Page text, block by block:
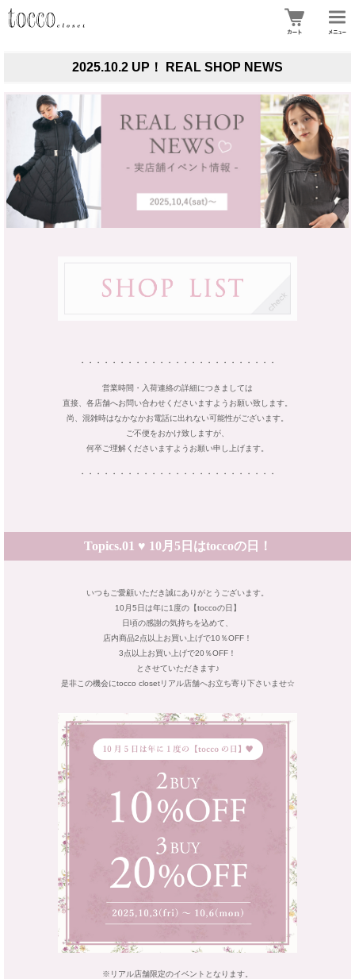
2025.10.2 UP！ REAL SHOP NEWS
・・・・・・・・・・・・・・・・・・・・・・・・・
営業時間・入荷連絡の詳細につきましては
直接、各店舗へお問い合わせくださいますようお願い致します。
尚、混雑時はなかなかお電話に出れない可能性がございます。
ご不便をおかけ致しますが、
何卒ご理解くださいますようお願い申し上げます。
・・・・・・・・・・・・・・・・・・・・・・・・・
Topics.01 ♥ 10月5日はtoccoの日！
いつもご愛顧いただき誠にありがとうございます。
10月5日は年に1度の【toccoの日】
日頃の感謝の気持ちを込めて、
店内商品2点以上お買い上げで10％OFF！
3点以上お買い上げで20％OFF！
とさせていただきます♪
是非この機会にtocco closetリアル店舗へお立ち寄り下さいませ☆
※リアル店舗限定のイベントとなります。